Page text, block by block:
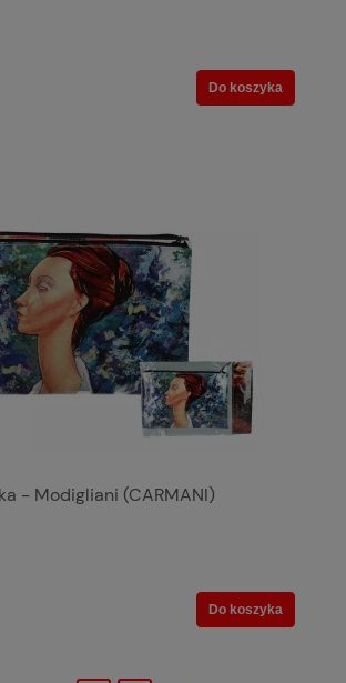
Do koszyka
- Modigliani (CARMANI)
Do koszyka